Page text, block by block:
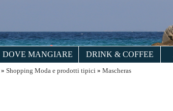
DOVE MANGIARE DRINK & COFFEE
» Shopping Moda e prodotti tipici » Mascheras